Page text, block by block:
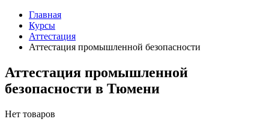
Главная
Курсы
Аттестация
Аттестация промышленной безопасности
Аттестация промышленной
безопасности в Тюмени
Нет товаров